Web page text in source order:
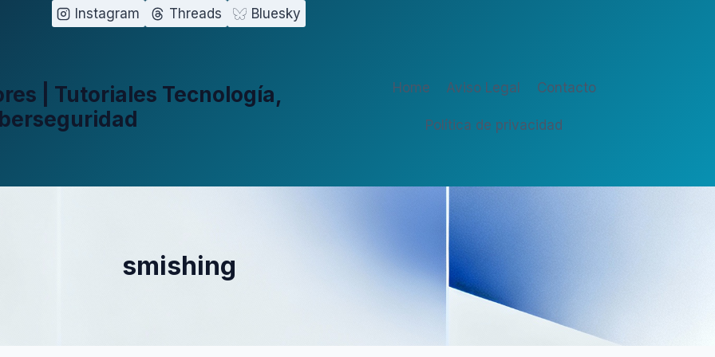
Instagram Threads Bluesky
| Tutoriales Tecnología,
Home Aviso Legal Contacto
Política de privacidad
smishing